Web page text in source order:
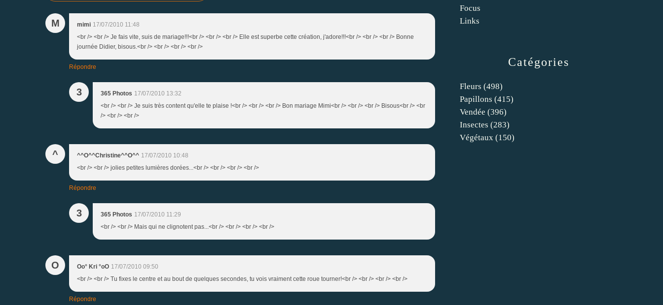
M mimi 17/07/2010 11:48
<br /> <br /> Je fais vite, suis de mariage!!!<br /> <br /> <br /> Elle est superbe cette création, j'adore!!!<br /> <br /> <br /> Bonne
journée Didier, bisous.<br /> <br /> <br /> <br />
Répondre
3 365 Photos 17/07/2010 13:32
<br /> <br /> Je suis très content qu'elle te plaise !<br /> <br /> <br /> Bon mariage Mimi<br /> <br /> <br /> Bisous<br /> <br
/> <br /> <br />
^ ^^O^^Christine^^O^^ 17/07/2010 10:48
<br /> <br /> jolies petites lumières dorées...<br /> <br /> <br /> <br />
Répondre
3 365 Photos 17/07/2010 11:29
<br /> <br /> Mais qui ne clignotent pas...<br /> <br /> <br /> <br />
O Oo° Kri °oO 17/07/2010 09:50
<br /> <br /> Tu fixes le centre et au bout de quelques secondes, tu vois vraiment cette roue tourner!<br /> <br /> <br /> <br />
Répondre
Catégories
Fleurs (498)
Papillons (415)
Vendée (396)
Insectes (283)
Végétaux (150)
Focus
Links